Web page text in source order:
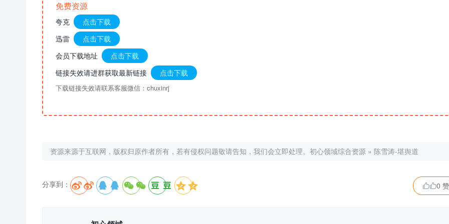
免费资源
夸克
点击下载
迅雷
点击下载
会员下载地址
点击下载
链接失效请进群获取最新链接
点击下载
下载链接失效请联系客服微信：chuxinrj
资源来源于互联网，版权归原作者所有，若有侵权问题敬请告知，我们会立即处理。 初心领域综合资源 » 陈雪涛-堪舆道
分享到：      0 赞